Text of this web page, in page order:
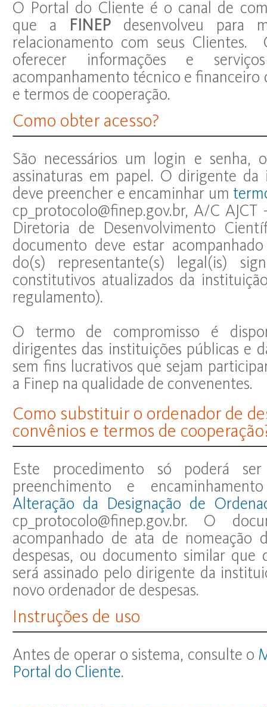
O Portal do Cliente é o canal de
que a
FINEP desenvolveu para
relacionamento com seus
oferecer informações e
acompanhamento técnico e financeiro
e termos de cooperação.
Como obter acesso?
São necessários um login e senha,
assinaturas em papel. O dirigente da
deve preencher e encaminhar um
cp_protocolo@finep.gov.br, A/C AJCT
Diretoria de Desenvolvimento
documento deve estar
do(s) representante(s) legal(is)
constitutivos atualizados da
regulamento).
O termo de compromisso é
dirigentes das instituições públicas e
sem fins lucrativos que sejam
a Finep na qualidade de convenentes.
Como substituir o ordenador de
convênios e termos de
Este procedimento só poderá
preenchimento e
Alteração da Designação de
cp_protocolo@finep.gov.br. O
acompanhado de ata de nomeação
despesas, ou documento similar que
será assinado pelo dirigente da
novo ordenador de despesas.
Instruções de uso
Antes de operar o sistema, consulte o
Portal do Cliente.